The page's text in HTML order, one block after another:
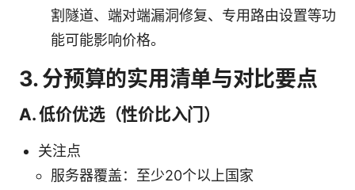
割隧道、端对端漏洞修复、专用路由设置等功
能可能影响价格。
3. 分预算的实用清单与对比要点
A. 低价优选（性价比入门）
关注点
服务器覆盖：至少20个以上国家